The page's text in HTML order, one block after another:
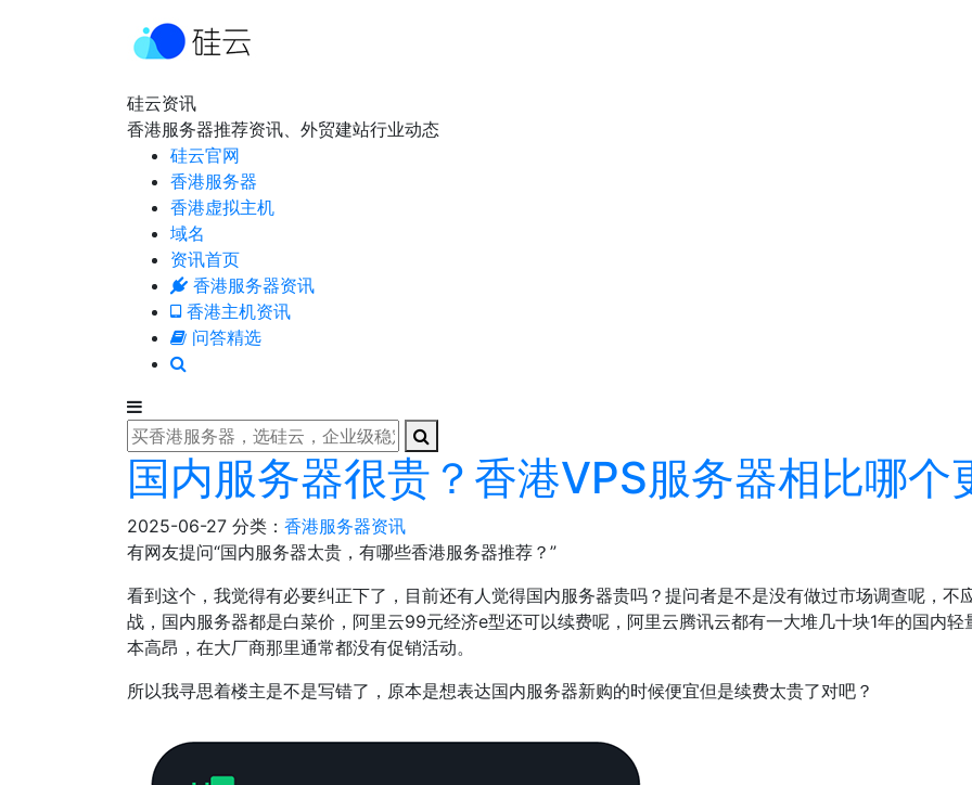
硅云资讯
香港服务器推荐资讯、外贸建站行业动态
硅云官网
香港服务器
香港虚拟主机
域名
资讯首页
香港服务器资讯
香港主机资讯
问答精选
国内服务器很贵？香港VPS服务器相比哪个
2025-06-27 分类： 香港服务器资讯
有网友提问“国内服务器太贵，有哪些香港服务器推荐？”
看到这个，我觉得有必要纠正下了，目前还有人觉得国内服务器贵吗？提问者是不是没有做过市场调查呢，不
战，国内服务器都是白菜价，阿里云99元经济e型还可以续费呢，阿里云腾讯云都有一大堆几十块1年的国内
本高昂，在大厂商那里通常都没有促销活动。
所以我寻思着楼主是不是写错了，原本是想表达国内服务器新购的时候便宜但是续费太贵了对吧？